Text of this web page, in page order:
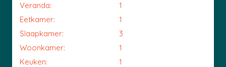
Veranda:
1
Eetkamer:
1
Slaapkamer:
3
Woonkamer:
1
Keuken:
1